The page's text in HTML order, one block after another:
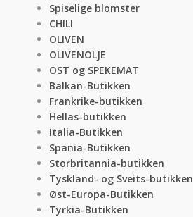
Spiselige blomster
CHILI
OLIVEN
OLIVENOLJE
OST og SPEKEMAT
Balkan-Butikken
Frankrike-butikken
Hellas-butikken
Italia-Butikken
Spania-Butikken
Storbritannia-butikken
Tyskland- og Sveits-butikken
Øst-Europa-Butikken
Tyrkia-Butikken